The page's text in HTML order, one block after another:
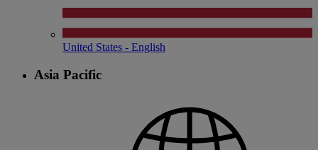
United States - English
Asia Pacific